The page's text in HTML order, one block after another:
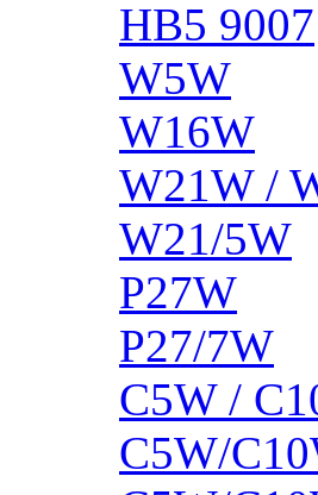
HB5 9007
W5W
W16W
W21W /
W21/5W
P27W
P27/7W
C5W /
C5W/